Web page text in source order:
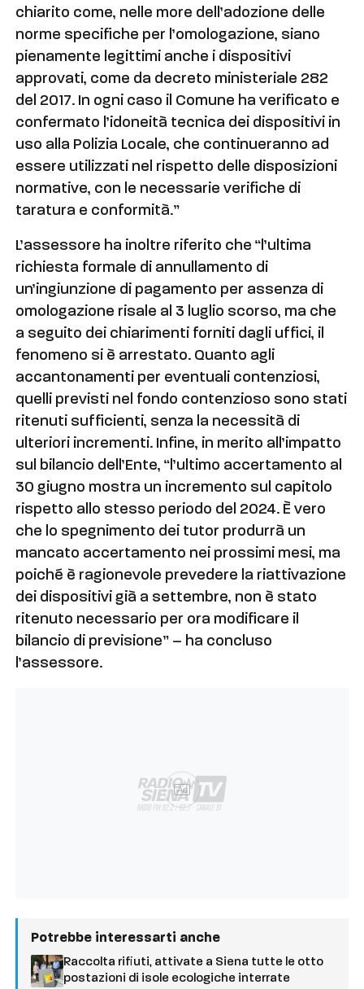
chiarito come, nelle more dell’adozione delle
norme specifiche per l’omologazione, siano
pienamente legittimi anche i dispositivi
approvati, come da decreto ministeriale 282
del 2017. In ogni caso il Comune ha verificato e
confermato l’idoneità tecnica dei dispositivi in
uso alla Polizia Locale, che continueranno ad
essere utilizzati nel rispetto delle disposizioni
normative, con le necessarie verifiche di
taratura e conformità.”
L’assessore ha inoltre riferito che “l’ultima
richiesta formale di annullamento di
un’ingiunzione di pagamento per assenza di
omologazione risale al 3 luglio scorso, ma che
a seguito dei chiarimenti forniti dagli uffici, il
fenomeno si è arrestato. Quanto agli
accantonamenti per eventuali contenziosi,
quelli previsti nel fondo contenzioso sono stati
ritenuti sufficienti, senza la necessità di
ulteriori incrementi. Infine, in merito all’impatto
sul bilancio dell’Ente, “l’ultimo accertamento al
30 giugno mostra un incremento sul capitolo
rispetto allo stesso periodo del 2024. È vero
che lo spegnimento dei tutor produrrà un
mancato accertamento nei prossimi mesi, ma
poiché è ragionevole prevedere la riattivazione
dei dispositivi già a settembre, non è stato
ritenuto necessario per ora modificare il
bilancio di previsione” – ha concluso
l’assessore.
Ad
Potrebbe interessarti anche
Raccolta rifiuti, attivate a Siena tutte le otto
postazioni di isole ecologiche interrate